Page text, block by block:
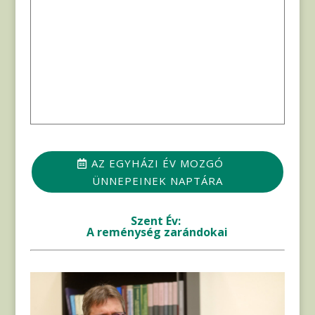
AZ EGYHÁZI ÉV MOZGÓ
ÜNNEPEINEK NAPTÁRA
Szent Év:
A reménység zarándokai